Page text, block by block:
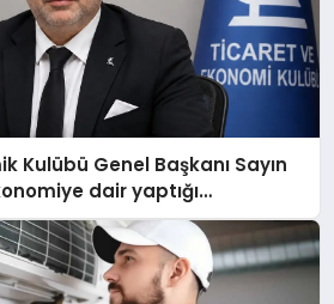
Kulübü Genel Başkanı Sayın
dair yaptığı
kaydetti: